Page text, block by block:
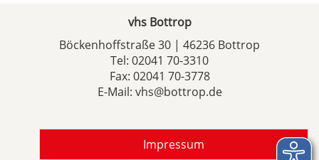
vhs Bottrop
Böckenhoffstraße 30 | 46236 Bottrop
Tel: 02041 70-3310
Fax: 02041 70-3778
E-Mail: vhs@bottrop.de
Impressum